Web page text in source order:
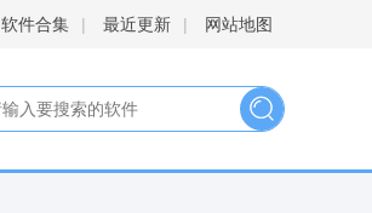
软件合集 | 最近更新 | 网站地图